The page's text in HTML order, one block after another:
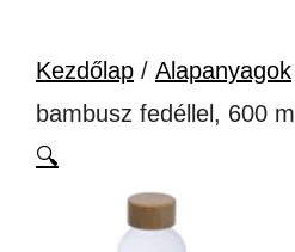
Kezdőlap / Alapanyagok
bambusz fedéllel, 600 ml
🔍